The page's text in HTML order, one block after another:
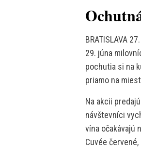
BRATISLAVA
29. júna
pochutia si na
priamo na
Na akcii
návštevníci
vína očakávajú
Cuvée